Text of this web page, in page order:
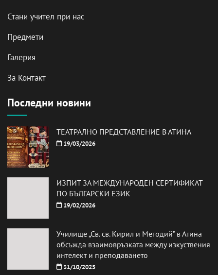
Стани учител при нас
Предмети
Галерия
За Контакт
Последни новини
ТЕАТРАЛНО ПРЕДСТАВЛЕНИЕ В АТИНА
19/03/2026
ИЗПИТ ЗА МЕЖДУНАРОДЕН СЕРТИФИКАТ
ПО БЪЛГАРСКИ ЕЗИК
19/02/2026
Училище „Св. св. Кирил и Методий” в Атина
обсъжда взаимовръзката между изкуствения
интелект и преподаването
31/10/2025